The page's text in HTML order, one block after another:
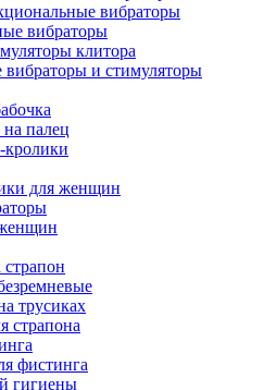
вибраторы
вибраторы
клитора
и стимуляторы
палец
для женщин
трусиках
страпона
фистинга
гигиены